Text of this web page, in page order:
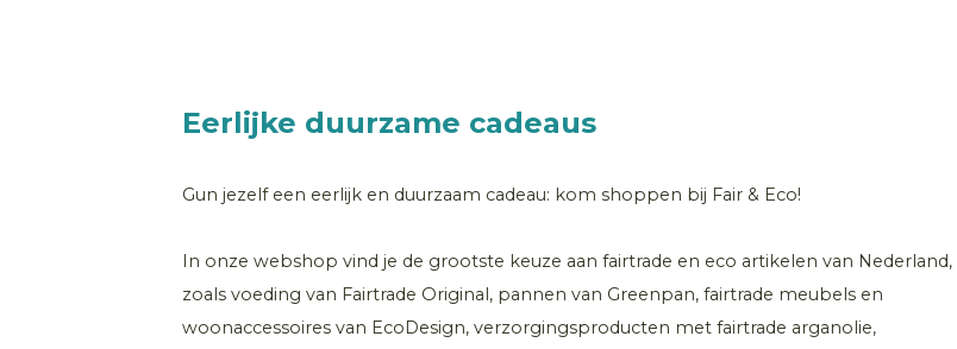
Eerlijke duurzame cadeaus
Gun jezelf een eerlijk en duurzaam cadeau: kom shoppen bij Fair & Eco!
In onze webshop vind je de grootste keuze aan fairtrade en eco artikelen van Nederland,
zoals voeding van Fairtrade Original, pannen van Greenpan, fairtrade meubels en
woonaccessoires van EcoDesign, verzorgingsproducten met fairtrade arganolie,